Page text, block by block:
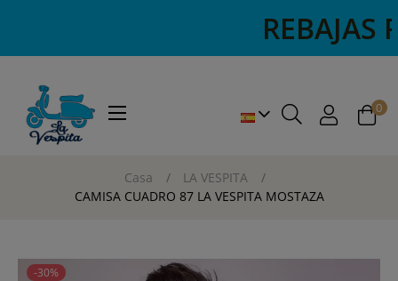
REBAJAS
Navegación
☰ 0
Casa
LA VESPITA
CAMISA CUADRO 87 LA VESPITA MOSTAZA
-30%